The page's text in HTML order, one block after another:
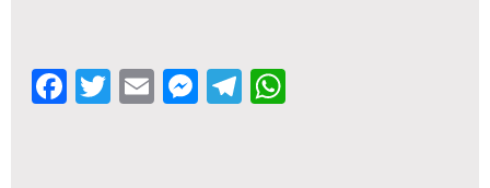
Facebook
Twitter
EmailMessenger
Telegram